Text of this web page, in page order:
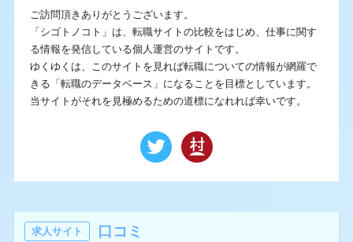
ご訪問頂きありがとうございます。
「シゴトノコト」は、転職サイトの比較をはじめ、仕事に関す
る情報を発信している個人運営のサイトです。
ゆくゆくは、このサイトを見れば転職についての情報が網羅で
きる「転職のデータベース」になることを目標としています。
当サイトがそれを見極めるための道標になれれば幸いです。
求人サイト 口コミ